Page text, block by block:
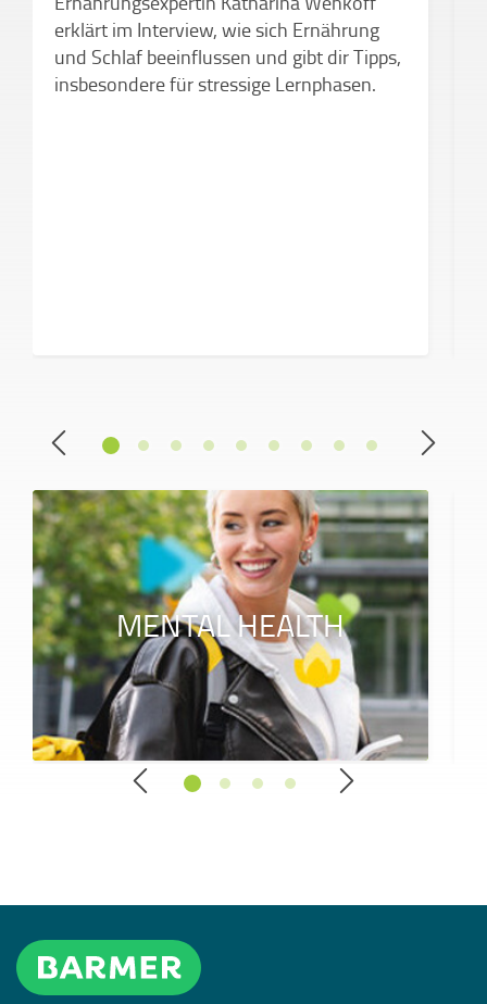
erklärt im Interview, wie sich Ernährung
und Schlaf beeinflussen und gibt dir Tipps,
insbesondere für stressige Lernphasen.
MENTAL HEALTH